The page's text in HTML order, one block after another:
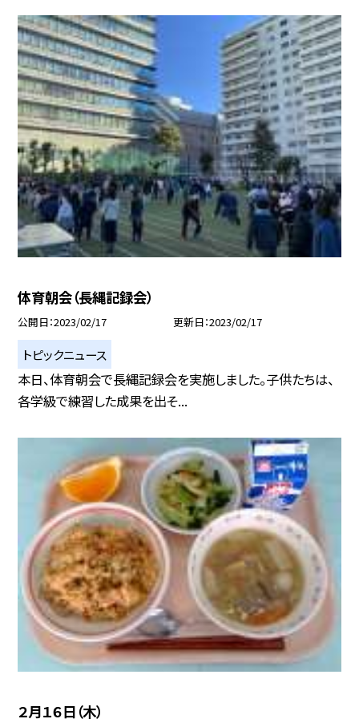
体育朝会（長縄記録会）
公開日 2023/02/17 更新日 2023/02/17
トピックニュース
本日、体育朝会で長縄記録会を実施しました。子供たちは、
各学級で練習した成果を出そ...
２月１６日（木）